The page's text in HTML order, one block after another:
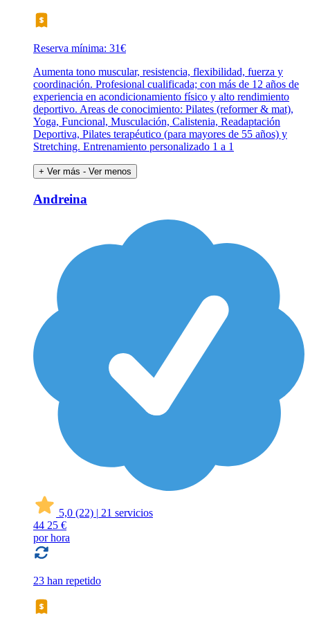
Reserva mínima: 31€
Aumenta tono muscular, resistencia, flexibilidad, fuerza y
coordinación. Profesional cualificada; con más de 12 años de
experiencia en acondicionamiento físico y alto rendimiento
deportivo. Areas de conocimiento: Pilates (reformer & mat),
Yoga, Funcional, Musculación, Calistenia, Readaptación
Deportiva, Pilates terapéutico (para mayores de 55 años) y
Stretching. Entrenamiento personalizado 1 a 1
+ Ver más - Ver menos
Andreina
5,0 (22) | 21 servicios
44 25 €
por hora
23 han repetido